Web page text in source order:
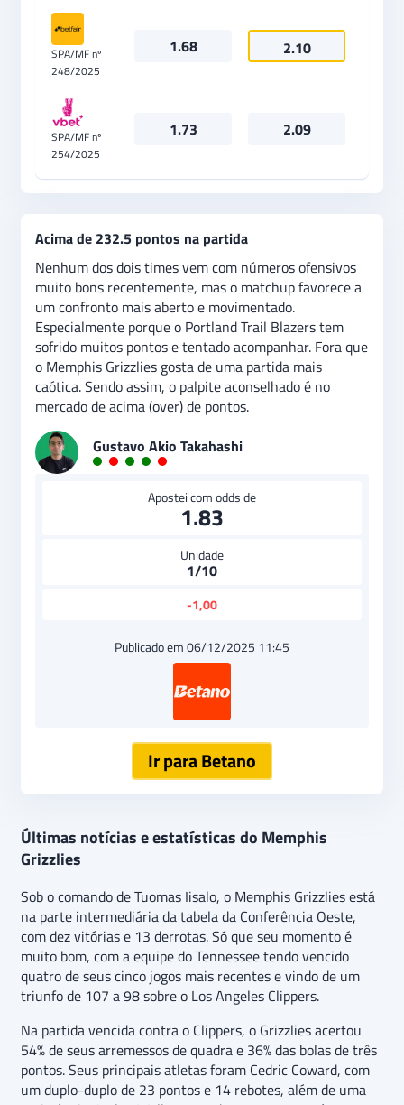
SPA/MF nº
248/2025
1.68 2.10
SPA/MF nº
254/2025
1.73 2.09
Acima de 232.5 pontos na partida
Nenhum dos dois times vem com números ofensivos
muito bons recentemente, mas o matchup favorece a
um confronto mais aberto e movimentado.
Especialmente porque o Portland Trail Blazers tem
sofrido muitos pontos e tentado acompanhar. Fora que
o Memphis Grizzlies gosta de uma partida mais
caótica. Sendo assim, o palpite aconselhado é no
mercado de acima (over) de pontos.
Gustavo Akio Takahashi
Apostei com odds de
1.83
Unidade
1/10
-1,00
Publicado em 06/12/2025 11:45
Ir para Betano
Últimas notícias e estatísticas do Memphis
Grizzlies
Sob o comando de Tuomas Iisalo, o Memphis Grizzlies está
na parte intermediária da tabela da Conferência Oeste,
com dez vitórias e 13 derrotas. Só que seu momento é
muito bom, com a equipe do Tennessee tendo vencido
quatro de seus cinco jogos mais recentes e vindo de um
triunfo de 107 a 98 sobre o Los Angeles Clippers.
Na partida vencida contra o Clippers, o Grizzlies acertou
54% de seus arremessos de quadra e 36% das bolas de três
pontos. Seus principais atletas foram Cedric Coward, com
um duplo-duplo de 23 pontos e 14 rebotes, além de uma